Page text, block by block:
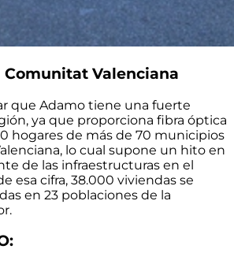
Valenciana
que Adamo tiene una fuerte
ya que proporciona fibra óptica
hogares de más de 70 municipios
, lo cual supone un hito en
de las infraestructuras en el
esa cifra, 38.000 viviendas se
en 23 poblaciones de la